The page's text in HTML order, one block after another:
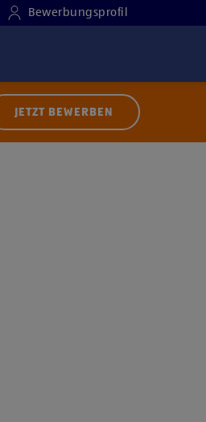
Bewerbungsprofil
JETZT BEWERBEN